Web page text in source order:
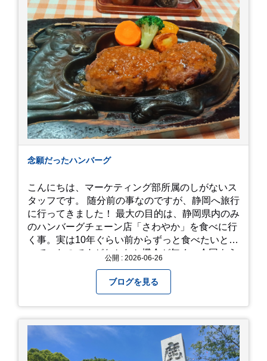
念願だったハンバーグ
こんにちは、マーケティング部所属のしがないス
タッフです。 随分前の事なのですが、静岡へ旅行
に行ってきました！ 最大の目的は、静岡県内のみ
のハンバーグチェーン店「さわやか」を食べに行
く事。実は10年ぐらい前からずっと食べたいと思
っていたのですがなかなか機会が無く、今回よう
って待機する事になったのですが、、10時頃にも
らった整理券で、お店に入れるのは12時過ぎ頃で
した。大人気とは聞いていましたがここまでと
は、、！！ 駅前ショッピングモール内の店舗だっ
たのでお買い物をしつつ待機して遂に入店。ハン
バーグはレアな焼き加減でとってもジューシーで
最高に美味しかったです！！目の前で店員さんが
公開 : 2026-06-26
ブログを見る